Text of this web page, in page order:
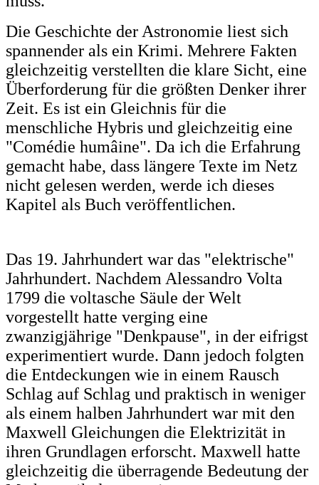
Die Geschichte der Astronomie liest sich
spannender als ein Krimi. Mehrere Fakten
gleichzeitig verstellten die klare Sicht, eine
Überforderung für die größten Denker ihrer
Zeit. Es ist ein Gleichnis für die
menschliche Hybris und gleichzeitig eine
"Comédie humâine". Da ich die Erfahrung
gemacht habe, dass längere Texte im Netz
nicht gelesen werden, werde ich dieses
Kapitel als Buch veröffentlichen.
Das 19. Jahrhundert war das "elektrische"
Jahrhundert. Nachdem Alessandro Volta
1799 die voltasche Säule der Welt
vorgestellt hatte verging eine
zwanzigjährige "Denkpause", in der eifrigst
experimentiert wurde. Dann jedoch folgten
die Entdeckungen wie in einem Rausch
Schlag auf Schlag und praktisch in weniger
als einem halben Jahrhundert war mit den
Maxwell Gleichungen die Elektrizität in
ihren Grundlagen erforscht. Maxwell hatte
gleichzeitig die überragende Bedeutung der